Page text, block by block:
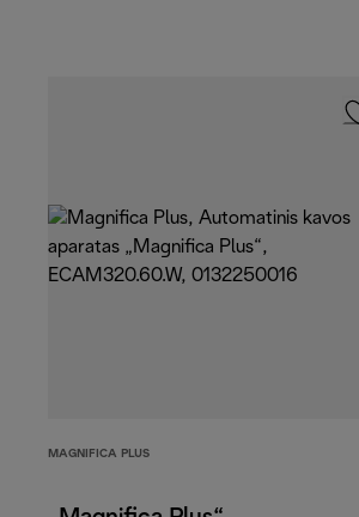
MAGNIFICA PLUS